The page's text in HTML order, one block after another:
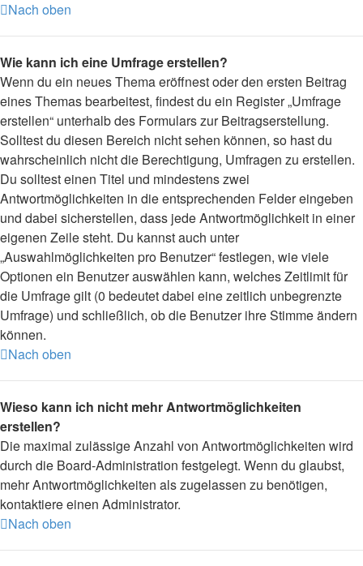
Nach oben
Wie kann ich eine Umfrage erstellen?
Wenn du ein neues Thema eröffnest oder den ersten Beitrag
eines Themas bearbeitest, findest du ein Register „Umfrage
erstellen“ unterhalb des Formulars zur Beitragserstellung.
Solltest du diesen Bereich nicht sehen können, so hast du
wahrscheinlich nicht die Berechtigung, Umfragen zu erstellen.
Du solltest einen Titel und mindestens zwei
Antwortmöglichkeiten in die entsprechenden Felder eingeben
und dabei sicherstellen, dass jede Antwortmöglichkeit in einer
eigenen Zeile steht. Du kannst auch unter
„Auswahlmöglichkeiten pro Benutzer“ festlegen, wie viele
Optionen ein Benutzer auswählen kann, welches Zeitlimit für
die Umfrage gilt (0 bedeutet dabei eine zeitlich unbegrenzte
Umfrage) und schließlich, ob die Benutzer ihre Stimme ändern
können.
Nach oben
Wieso kann ich nicht mehr Antwortmöglichkeiten
erstellen?
Die maximal zulässige Anzahl von Antwortmöglichkeiten wird
durch die Board-Administration festgelegt. Wenn du glaubst,
mehr Antwortmöglichkeiten als zugelassen zu benötigen,
kontaktiere einen Administrator.
Nach oben